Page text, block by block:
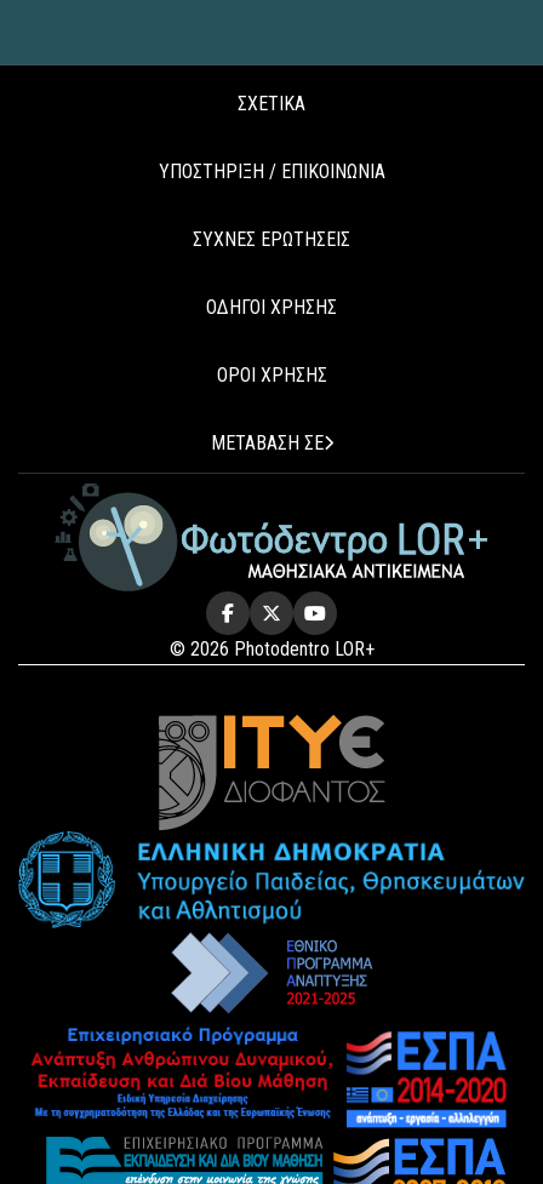
ΣΧΕΤΙΚΑ
ΥΠΟΣΤΗΡΙΞΗ / ΕΠΙΚΟΙΝΩΝΙΑ
ΣΥΧΝΕΣ ΕΡΩΤΗΣΕΙΣ
ΟΔΗΓΟΙ ΧΡΗΣΗΣ
ΟΡΟΙ ΧΡΗΣΗΣ
ΜΕΤΑΒΑΣΗ ΣΕ
© 2026 Photodentro LOR+